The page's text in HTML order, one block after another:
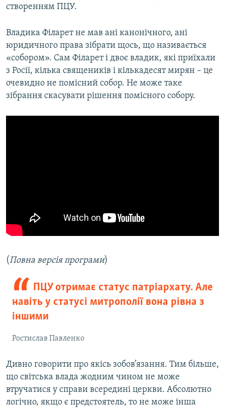
створенням ПЦУ.
Владика Філарет не мав ані канонічного, ані
юридичного права зібрати щось, що називається
«собором». Сам Філарет і двоє владик, які приїхали
з Росії, кілька священиків і кількадесят мирян – це
очевидно не помісний собор. Не може таке
зібрання скасувати рішення помісного собору.
(Повна версія програми)
ПЦУ отримає статус патріархату. Але
навіть у статусі митрополії вона рівна з
іншими
Ростислав Павленко
Дивно говорити про якісь зобов’язання. Тим більше,
що світська влада жодним чином не може
втручатися у справи всередині церкви. Абсолютно
логічно, якщо є предстоятель, то не може інша